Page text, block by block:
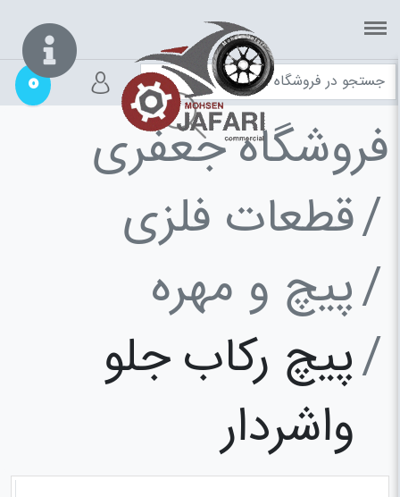
0
فروشگاه جعفری
قطعات فلزی
پیچ و مهره
پیچ رکاب جلو
واشردار